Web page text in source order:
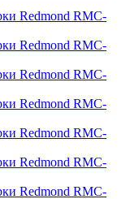
Redmond RMC-
Redmond RMC-
Redmond RMC-
Redmond RMC-
Redmond RMC-
Redmond RMC-
Redmond RMC-